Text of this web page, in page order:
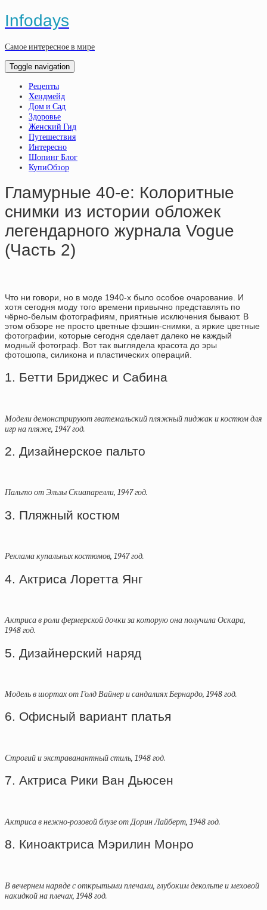
Infodays
Самое интересное в мире
Toggle navigation
Рецепты
Хендмейд
Дом и Сад
Здоровье
Женский Гид
Путешествия
Интересно
Шопинг Блог
КупиОбзор
Гламурные 40-е: Колоритные
снимки из истории обложек
легендарного журнала Vogue
(Часть 2)
Что ни говори, но в моде 1940-х было особое очарование. И
хотя сегодня моду того времени привычно представлять по
чёрно-белым фотографиям, приятные исключения бывают. В
этом обзоре не просто цветные фэшин-снимки, а яркие цветные
фотографии, которые сегодня сделает далеко не каждый
модный фотограф. Вот так выглядела красота до эры
фотошопа, силикона и пластических операций.
1. Бетти Бриджес и Сабина
Модели демонстрируют гватемальский пляжный пиджак и костюм для
игр на пляже, 1947 год.
2. Дизайнерское пальто
Пальто от Эльзы Скиапарелли, 1947 год.
3. Пляжный костюм
Реклама купальных костюмов, 1947 год.
4. Актриса Лоретта Янг
Актриса в роли фермерской дочки за которую она получила Оскара,
1948 год.
5. Дизайнерский наряд
Модель в шортах от Голд Вайнер и сандалиях Бернардо, 1948 год.
6. Офисный вариант платья
Строгий и экстраванантный стиль, 1948 год.
7. Актриса Рики Ван Дьюсен
Актриса в нежно-розовой блузе от Дорин Лайберт, 1948 год.
8. Киноактриса Мэрилин Монро
В вечернем наряде с открытыми плечами, глубоким декольте и меховой
накидкой на плечах, 1948 год.